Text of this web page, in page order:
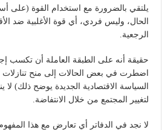
يلتقي بالضرورة مع استخدام القوة (على
الحال، وليس فردي، أي قوة الأغلبية ضد
الرجعية.
حقيقة أنه على الطبقة العاملة أن تكسب
اضطرت في بعض الحالات إلى منح
السياسة الاقتصادية الجديدة يوضح ذلك) لا
لتغيير المجتمع من خلال الانتفاضة.
لا نجد في الدفاتر أي تعارض مع هذا